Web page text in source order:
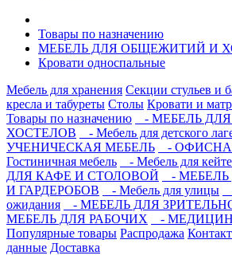
Товары по назначению
МЕБЕЛЬ ДЛЯ ОБЩЕЖИТИЙ И
Кровати односпальные
Мебель для хранения Секции стульев и
кресла и табуреты Столы Кровати и
Товары по назначению
- МЕБЕЛЬ
ХОСТЕЛОВ
- Мебель для детского
УЧЕНИЧЕСКАЯ МЕБЕЛЬ
-
Гостиничная мебель
- Мебель для
ДЛЯ КАФЕ И СТОЛОВОЙ
- МЕБЕЛЬ
И ГАРДЕРОБОВ
- Мебель для улицы
ожидания
- МЕБЕЛЬ ДЛЯ
МЕБЕЛЬ ДЛЯ РАБОЧИХ
-
Популярные товары Распродажа
данные Доставка